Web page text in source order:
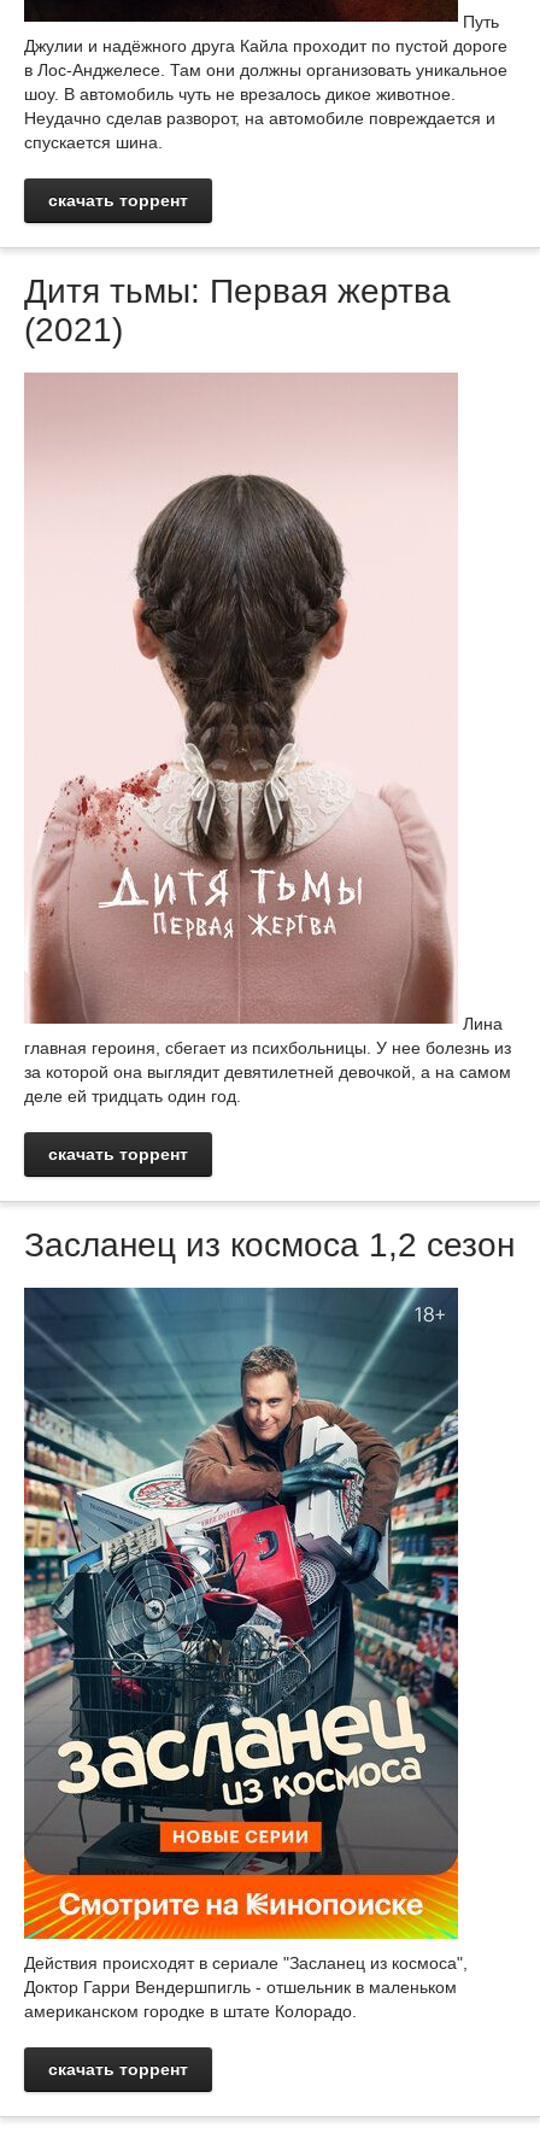
Путь
Джулии и надёжного друга Кайла проходит по пустой дороге
в Лос-Анджелесе. Там они должны организовать уникальное
шоу. В автомобиль чуть не врезалось дикое животное.
Неудачно сделав разворот, на автомобиле повреждается и
спускается шина.
скачать торрент
Дитя тьмы: Первая жертва
(2021)
Лина
главная героиня, сбегает из психбольницы. У нее болезнь из
за которой она выглядит девятилетней девочкой, а на самом
деле ей тридцать один год.
скачать торрент
Засланец из космоса 1,2 сезон
Действия происходят в сериале "Засланец из космоса",
Доктор Гарри Вендершпигль - отшельник в маленьком
американском городке в штате Колорадо.
скачать торрент